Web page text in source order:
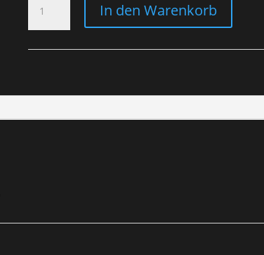
SHIRT
"OLD
STYLE
WOMEN
In den Warenkorb